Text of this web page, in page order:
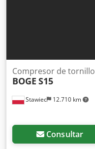
Stawiec 12.710 km
Compresor de tornillo
BOGE S15
Consultar